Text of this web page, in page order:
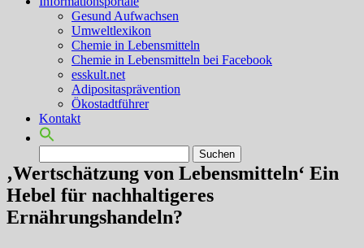
Gesund Aufwachsen
Umweltlexikon
Chemie in Lebensmitteln
Chemie in Lebensmitteln bei Facebook
esskult.net
Adipositasprävention
Ökostadtführer
Kontakt
nach:
‚Wertschätzung von Lebensmitteln‘ Ein
Hebel für nachhaltigeres
Ernährungshandeln?